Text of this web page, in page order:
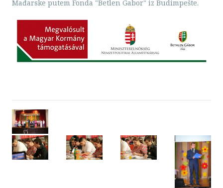
Mađarske putem Fonda "Betlen Gabor" iz Budimpešte.